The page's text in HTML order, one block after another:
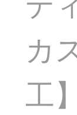
カ
工